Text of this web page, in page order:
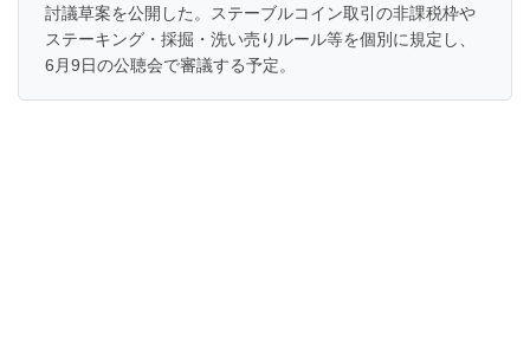
討議草案を公開した。ステーブルコイン取引の非課税枠や
ステーキング・採掘・洗い売りルール等を個別に規定し、
6月9日の公聴会で審議する予定。